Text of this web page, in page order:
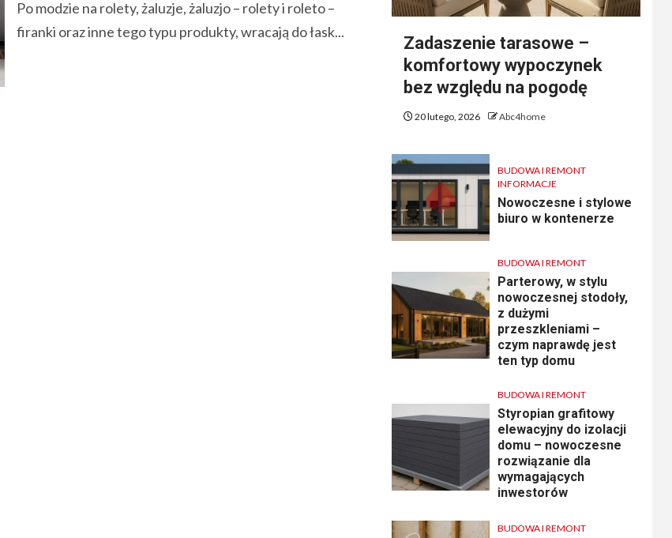
Po modzie na rolety, żaluzje, żaluzjo – rolety i roleto –
firanki oraz inne tego typu produkty, wracają do łask...
Zadaszenie tarasowe –
komfortowy wypoczynek
bez względu na pogodę
20 lutego, 2026 Abc4home
BUDOWA I REMONT
INFORMACJE
Nowoczesne i stylowe
biuro w kontenerze
BUDOWA I REMONT
Parterowy, w stylu
nowoczesnej stodoły,
z dużymi
przeszkleniami –
czym naprawdę jest
ten typ domu
BUDOWA I REMONT
Styropian grafitowy
elewacyjny do izolacji
domu – nowoczesne
rozwiązanie dla
wymagających
inwestorów
BUDOWA I REMONT